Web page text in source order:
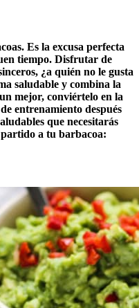
Es la excusa perfecta
tiempo. Disfrutar de
¿a quién no le gusta
saludable y combina la
mejor, conviértelo en la
entrenamiento después
que necesitarás
a tu barbacoa: